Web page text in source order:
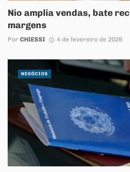
Nio amplia vendas, bate
margens
Por CHIESSI 4 de fevereiro de 2026
NEGÓCIOS